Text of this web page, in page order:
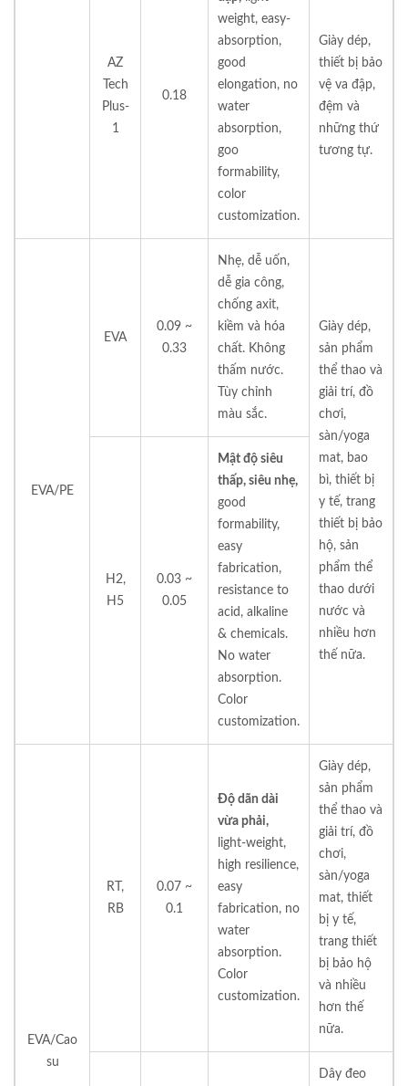
AZ
Tech
Plus-
1
0.18
weight, easy-
absorption,
good
elongation, no
water
absorption,
goo
formability,
color
customization.
Giày dép,
thiết bị bảo
vệ va đập,
đệm và
những thứ
tương tự.
EVA/PE
EVA
0.09 ~
0.33
Nhẹ, dễ uốn,
dễ gia công,
chống axit,
kiềm và hóa
chất. Không
thấm nước.
Tùy chỉnh
màu sắc.
Giày dép,
sản phẩm
thể thao và
giải trí, đồ
chơi,
sàn/yoga
mat, bao
bì, thiết bị
y tế, trang
thiết bị bảo
hộ, sản
phẩm thể
thao dưới
nước và
nhiều hơn
thế nữa.
H2,
H5
0.03 ~
0.05
Mật độ siêu
thấp, siêu nhẹ,
good
formability,
easy
fabrication,
resistance to
acid, alkaline
& chemicals.
No water
absorption.
Color
customization.
EVA/Cao
su
RT,
RB
0.07 ~
0.1
Độ dãn dài
vừa phải,
light-weight,
high resilience,
easy
fabrication, no
water
absorption.
Color
customization.
Giày dép,
sản phẩm
thể thao và
giải trí, đồ
chơi,
sàn/yoga
mat, thiết
bị y tế,
trang thiết
bị bảo hộ
và nhiều
hơn thế
nữa.
Dây đeo